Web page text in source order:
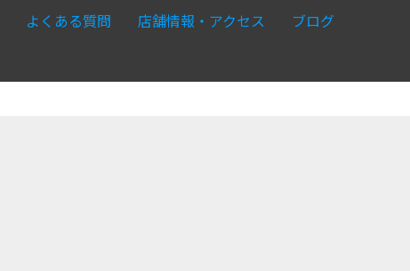
よくある質問 店舗情報・アクセス
ブログ